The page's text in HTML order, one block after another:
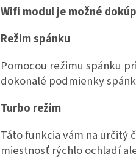
Wifi modul je možné
Režim spánku
Pomocou režimu spánku
dokonalé podmienky
Turbo režim
Táto funkcia vám na určitý
miestnosť rýchlo ochladí